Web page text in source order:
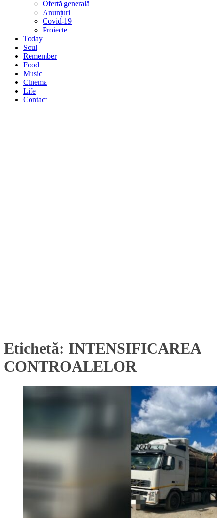
Ofertă generală
Anunțuri
Covid-19
Proiecte
Today
Soul
Remember
Food
Music
Cinema
Life
Contact
Etichetă: INTENSIFICAREA
CONTROALELOR